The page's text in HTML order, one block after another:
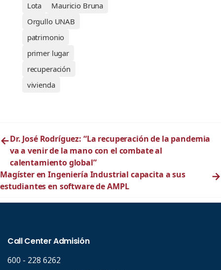
Lota
Mauricio Bruna
Orgullo UNAB
patrimonio
primer lugar
recuperación
vivienda
←Dr. José Rodríguez: “La recuperación de la pandemia
va a venir de la mano con el combate al
calentamiento global”
Magíster en Ingeniería Industrial capacita a sus
estudiantes en software de AMPL
→